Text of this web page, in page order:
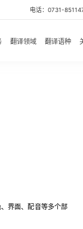
电话：0731-
翻译领域 翻译语种
界面、配音等多个部